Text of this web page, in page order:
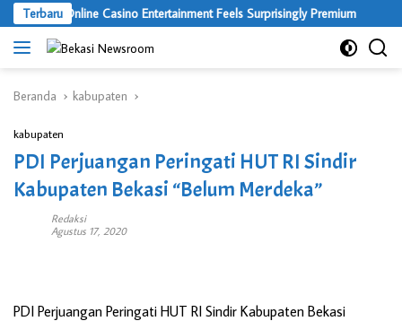
Langsung
ke
konten
Terbaru
Where Online Casino Entertainment Feels Surprisingly Premium
Beranda kabupaten
kabupaten
PDI Perjuangan Peringati HUT RI Sindir
Kabupaten Bekasi “Belum Merdeka”
Redaksi
Agustus 17, 2020
PDI Perjuangan Peringati HUT RI Sindir Kabupaten Bekasi